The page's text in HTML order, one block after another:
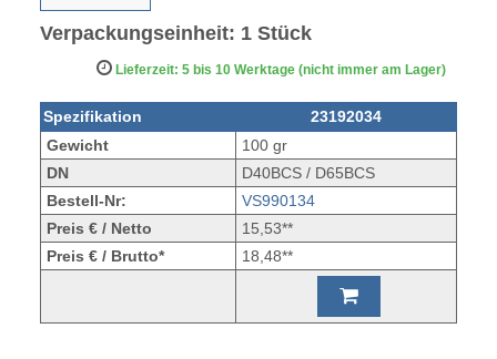
Verpackungseinheit: 1 Stück
Lieferzeit: 5 bis 10 Werktage (nicht immer am Lager)
Spezifikation
23192034
Gewicht
100 gr
DN
D40BCS / D65BCS
Bestell-Nr:
VS990134
Preis € / Netto
15,53**
Preis € / Brutto*
18,48**